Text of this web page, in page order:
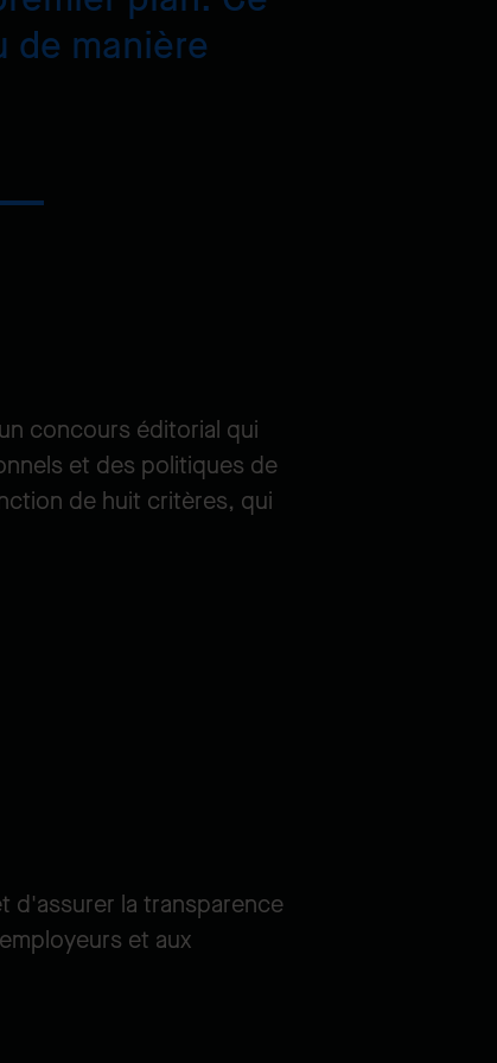
de manière
concours éditorial qui
et des politiques de
de huit critères, qui
d'assurer la transparence
et aux